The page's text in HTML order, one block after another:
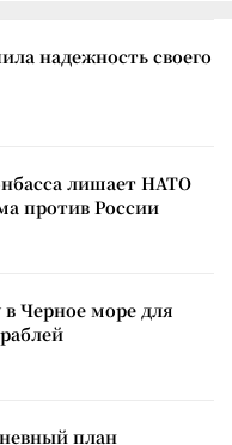
надежность своего
лишает НАТО
против России
Черное море для
план